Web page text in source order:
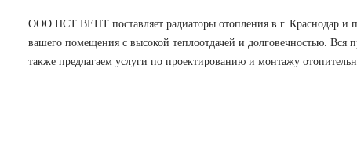
ООО НСТ ВЕНТ поставляет радиаторы отопления в г. Краснодар и
вашего помещения с высокой теплоотдачей и долговечностью. Вся
также предлагаем услуги по проектированию и монтажу